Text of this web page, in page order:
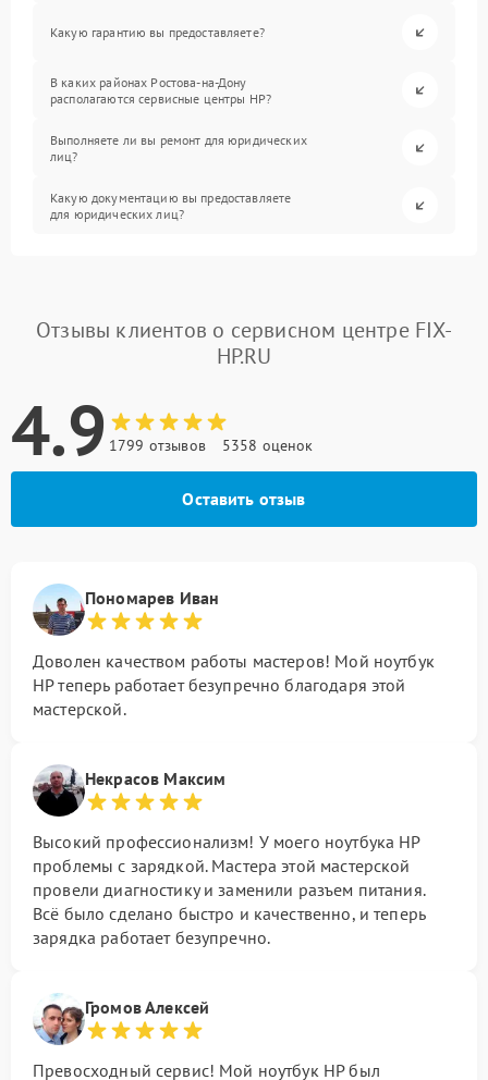
Какую гарантию вы предоставляете?
В каких районах Ростова-на-Дону
располагаются сервисные центры HP?
Выполняете ли вы ремонт для юридических
лиц?
Какую документацию вы предоставляете
для юридических лиц?
Отзывы клиентов о сервисном центре FIX-
HP.RU
4.9 1799 отзывов 5358 оценок
Оставить отзыв
Пономарев Иван
Доволен качеством работы мастеров! Мой ноутбук
HP теперь работает безупречно благодаря этой
мастерской.
Некрасов Максим
Высокий профессионализм! У моего ноутбука HP
проблемы с зарядкой. Мастера этой мастерской
провели диагностику и заменили разъем питания.
Всё было сделано быстро и качественно, и теперь
зарядка работает безупречно.
Громов Алексей
Превосходный сервис! Мой ноутбук HP был